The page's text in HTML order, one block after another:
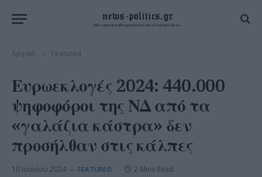
Αρχική Featured
Ευρωεκλογές 2024: 440.000
ψηφοφόροι της ΝΔ από τα
«γαλάζια κάστρα» δεν
προσήλθαν στις κάλπες
10 Ιουνίου 2024 FEATURED 2 Mins Read